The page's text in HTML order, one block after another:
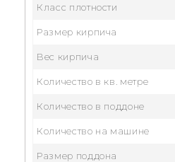
Класс плотности
Размер кирпича
Вес кирпича
Количество в кв. метре
Количество в поддоне
Количество на машине
Размер поддона